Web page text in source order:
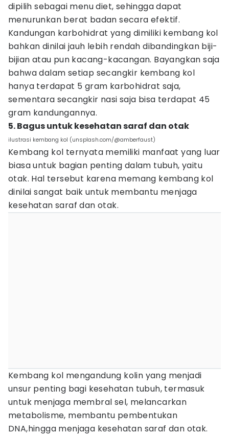
dipilih sebagai menu diet, sehingga dapat
menurunkan berat badan secara efektif.
Kandungan karbohidrat yang dimiliki kembang kol
bahkan dinilai jauh lebih rendah dibandingkan biji-
bijian atau pun kacang-kacangan. Bayangkan saja
bahwa dalam setiap secangkir kembang kol
hanya terdapat 5 gram karbohidrat saja,
sementara secangkir nasi saja bisa terdapat 45
gram kandungannya.
5. Bagus untuk kesehatan saraf dan otak
ilustrasi kembang kol (unsplash.com/@amberfaust)
Kembang kol ternyata memiliki manfaat yang luar
biasa untuk bagian penting dalam tubuh, yaitu
otak. Hal tersebut karena memang kembang kol
dinilai sangat baik untuk membantu menjaga
kesehatan saraf dan otak.
Kembang kol mengandung kolin yang menjadi
unsur penting bagi kesehatan tubuh, termasuk
untuk menjaga membral sel, melancarkan
metabolisme, membantu pembentukan
DNA,hingga menjaga kesehatan saraf dan otak.